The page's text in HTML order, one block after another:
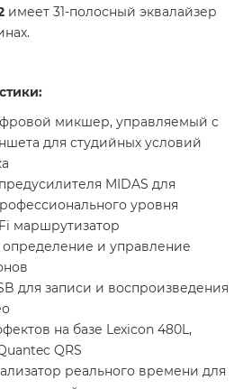
имеет 31-полосный эквалайзер
микшер, управляемый с
для студийных условий
MIDAS для
уровня
маршрутизатор
определение и управление
для записи и воспроизведения
на базе Lexicon 480L,
QRS
реального времени для